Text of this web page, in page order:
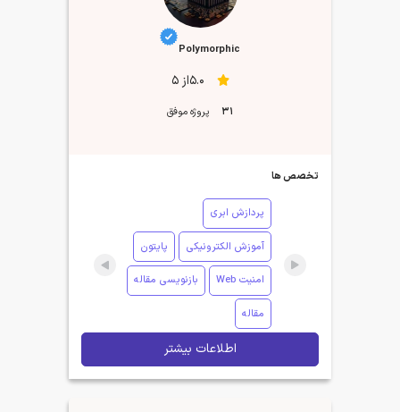
Polymorphic
5.0از 5
31 پروژه موفق
تخصص ها
پردازش ابری
آموزش الکترونیکی پایتون
امنیت Web بازنویسی مقاله
مقاله
اطلاعات بیشتر